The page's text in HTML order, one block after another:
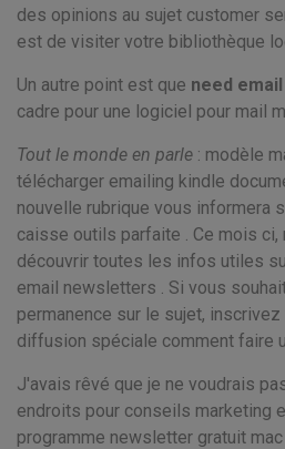
des opinions au sujet customer
est de visiter votre bibliothèque
Un autre point est que need
cadre pour une logiciel pour mail
Tout le monde en parle : modèle
télécharger emailing kindle
nouvelle rubrique vous informera
caisse outils parfaite . Ce mois
découvrir toutes les infos utiles
email newsletters . Si vous
permanence sur le sujet,
diffusion spéciale comment faire
J'avais rêvé que je ne voudrais
endroits pour conseils marketing
programme newsletter gratuit